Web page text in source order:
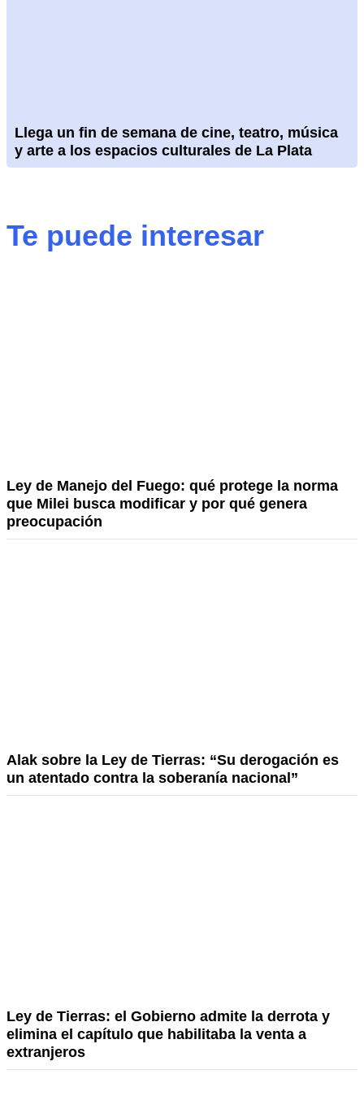
Llega un fin de semana de cine, teatro, música
y arte a los espacios culturales de La Plata
Te puede interesar
Ley de Manejo del Fuego: qué protege la norma
que Milei busca modificar y por qué genera
preocupación
Alak sobre la Ley de Tierras: “Su derogación es
un atentado contra la soberanía nacional”
Ley de Tierras: el Gobierno admite la derrota y
elimina el capítulo que habilitaba la venta a
extranjeros